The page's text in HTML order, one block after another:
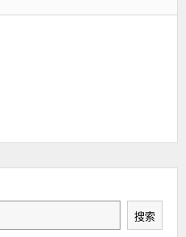
搜索